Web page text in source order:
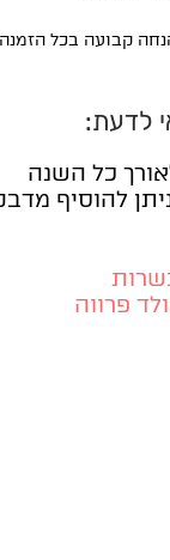
לדעת:
כל השנה
להוסיף
פרווה